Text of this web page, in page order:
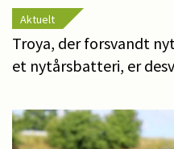
Aktuelt
Troya, der forsvandt
et nytårsbatteri, er